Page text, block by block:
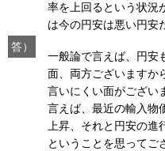
率を上回るという状況
は今の円安は悪い円安
答）
一般論で言えば、円安
面、両方ございますか
言いにくい面がござい
言えば、最近の輸入物
上昇、それと円安の進
ということを思ってご